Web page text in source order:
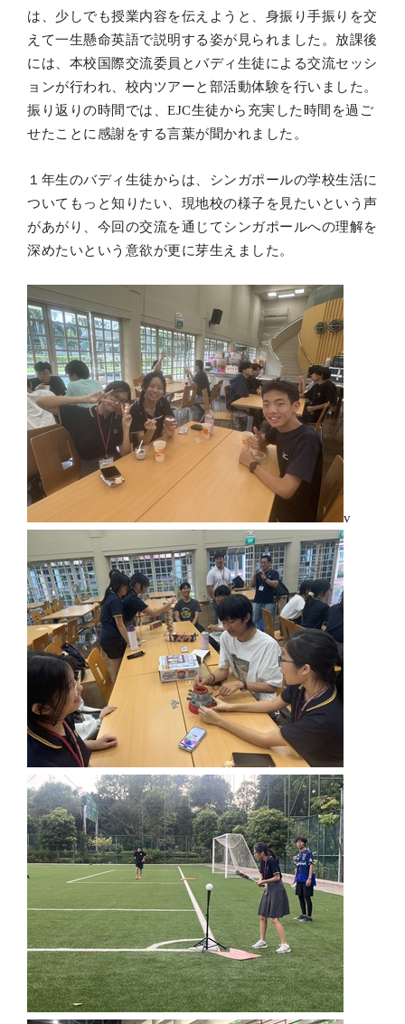
は、少しでも授業内容を伝えようと、身振り手振りを交
えて一生懸命英語で説明する姿が見られました。放課後
には、本校国際交流委員とバディ生徒による交流セッシ
ョンが行われ、校内ツアーと部活動体験を行いました。
振り返りの時間では、EJC生徒から充実した時間を過ご
せたことに感謝をする言葉が聞かれました。
１年生のバディ生徒からは、シンガポールの学校生活に
ついてもっと知りたい、現地校の様子を見たいという声
があがり、今回の交流を通じてシンガポールへの理解を
深めたいという意欲が更に芽生えました。
v